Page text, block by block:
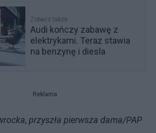
Zobacz także
Audi kończy zabawę z
elektrykami. Teraz stawia
na benzynę i diesla
Reklama
przyszła pierwsza dama/PAP